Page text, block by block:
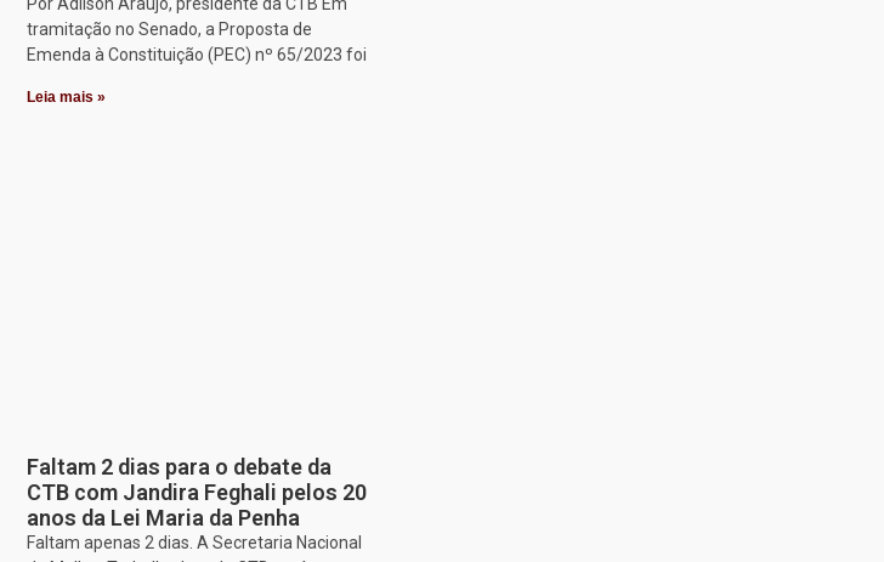
tramitação no Senado, a Proposta de
Emenda à Constituição (PEC) nº 65/2023 foi
Leia mais »
Faltam 2 dias para o debate da
CTB com Jandira Feghali pelos 20
anos da Lei Maria da Penha
Faltam apenas 2 dias. A Secretaria Nacional